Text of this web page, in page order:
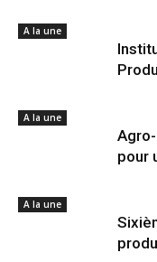
A la une
A la une
pour
A la une